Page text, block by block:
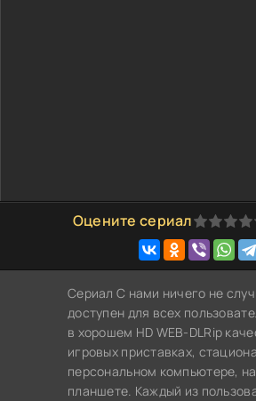
Оцените сериал
1 2 3 4 5
Сериал С нами ничего не
доступен для всех
в хорошем HD WEB-DLRip
игровых приставках,
персональном компьютере,
планшете. Каждый из